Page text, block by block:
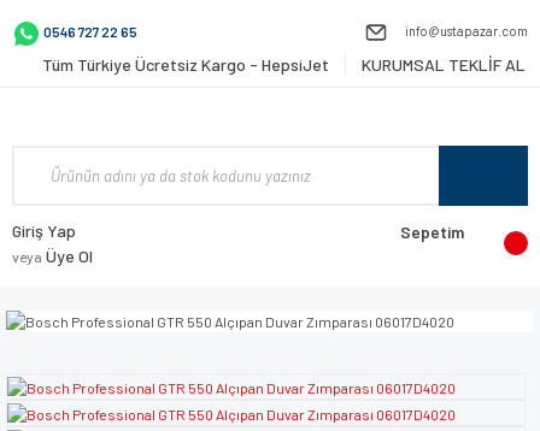
0546 727 22 65 info@ustapazar.com
Tüm Türkiye Ücretsiz Kargo - HepsiJet KURUMSAL TEKLİF AL
Giriş Yap
veya Üye Ol
Sepetim